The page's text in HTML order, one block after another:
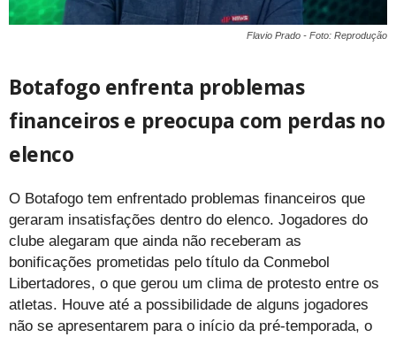
Flavio Prado - Foto: Reprodução
Botafogo enfrenta problemas
financeiros e preocupa com perdas no
elenco
O Botafogo tem enfrentado problemas financeiros que
geraram insatisfações dentro do elenco. Jogadores do
clube alegaram que ainda não receberam as
bonificações prometidas pelo título da Conmebol
Libertadores, o que gerou um clima de protesto entre os
atletas. Houve até a possibilidade de alguns jogadores
não se apresentarem para o início da pré-temporada, o